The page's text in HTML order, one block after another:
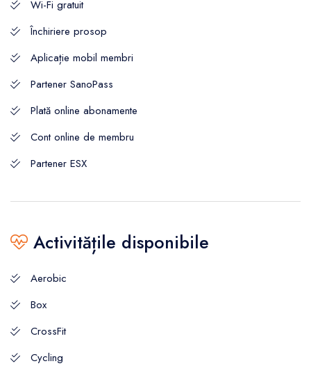
Wi-Fi gratuit
Închiriere prosop
Aplicație mobil membri
Partener SanoPass
Plată online abonamente
Cont online de membru
Partener ESX
Activitățile disponibile
Aerobic
Box
CrossFit
Cycling